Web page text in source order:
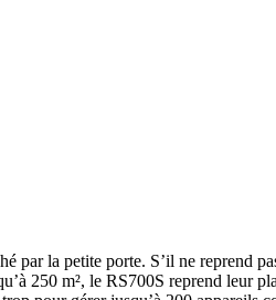
par la petite porte. S’il ne reprend
250 m², le RS700S reprend leur